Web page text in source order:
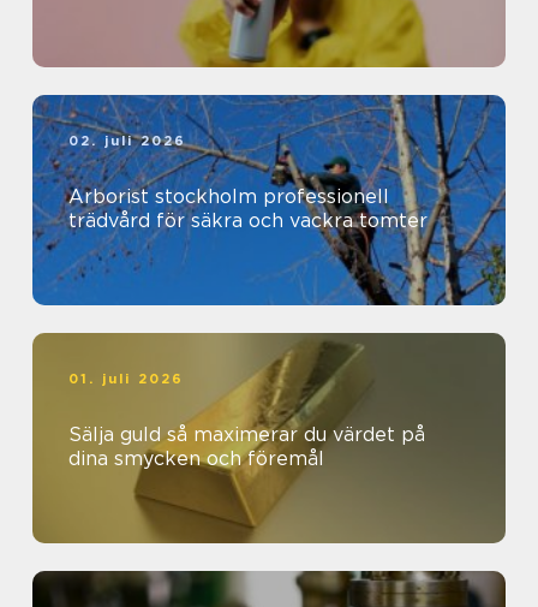
02. juli 2026
Arborist stockholm professionell
trädvård för säkra och vackra tomter
01. juli 2026
Sälja guld så maximerar du värdet på
dina smycken och föremål